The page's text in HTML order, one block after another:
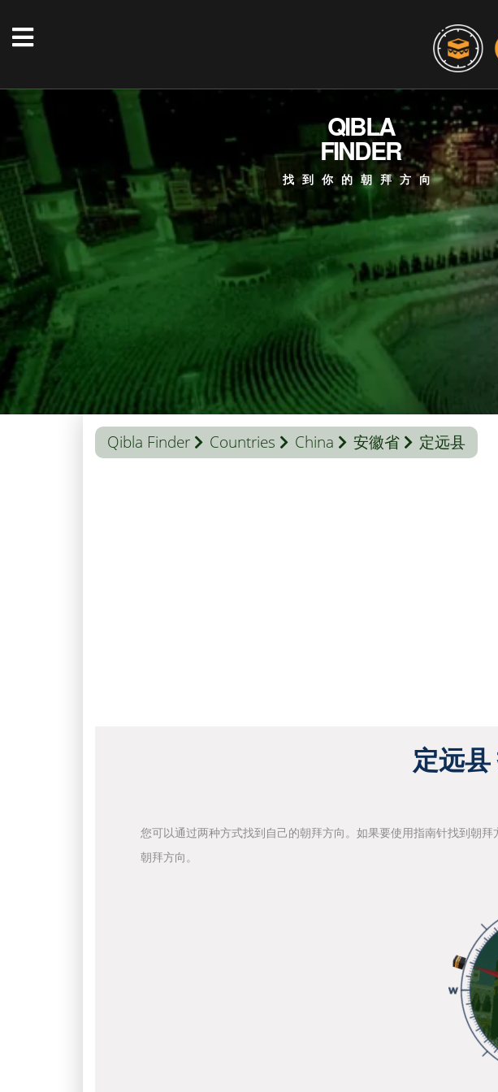
QIBLA
FINDER
找到你的朝拜方向
Qibla Finder Countries China 安徽省 定远县
定远县
您可以通过两种方式找到自己的朝拜方向。如果要使用指南针找到朝
朝拜方向。